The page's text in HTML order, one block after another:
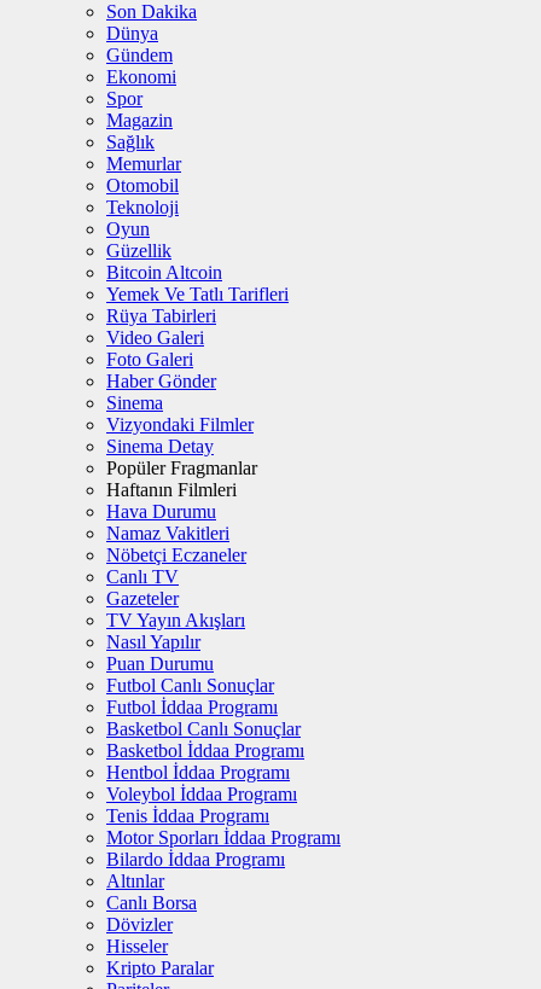
Son Dakika
Dünya
Gündem
Ekonomi
Spor
Magazin
Sağlık
Memurlar
Otomobil
Teknoloji
Oyun
Güzellik
Bitcoin Altcoin
Yemek Ve Tatlı Tarifleri
Rüya Tabirleri
Video Galeri
Foto Galeri
Haber Gönder
Sinema
Vizyondaki Filmler
Sinema Detay
Popüler Fragmanlar
Haftanın Filmleri
Hava Durumu
Namaz Vakitleri
Nöbetçi Eczaneler
Canlı TV
Gazeteler
TV Yayın Akışları
Nasıl Yapılır
Puan Durumu
Futbol Canlı Sonuçlar
Futbol İddaa Programı
Basketbol Canlı Sonuçlar
Basketbol İddaa Programı
Hentbol İddaa Programı
Voleybol İddaa Programı
Tenis İddaa Programı
Motor Sporları İddaa Programı
Bilardo İddaa Programı
Altınlar
Canlı Borsa
Dövizler
Hisseler
Kripto Paralar